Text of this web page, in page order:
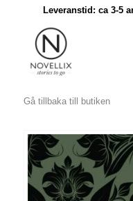
Leveranstid: ca 3-5
Gå tillbaka till butiken